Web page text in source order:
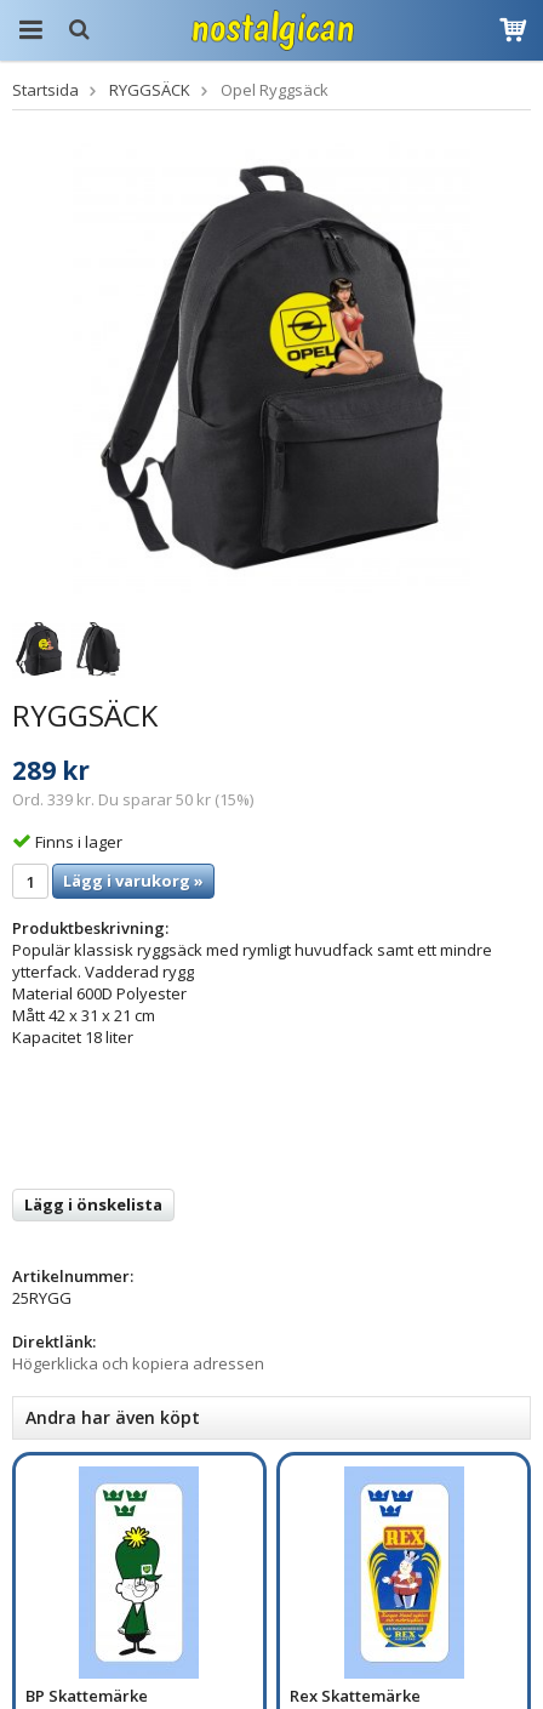
Produkten har blivit
tillagd i varukorgen
Startsida RYGGSÄCK Opel Ryggsäck
RYGGSÄCK
289 kr
Ord. 339 kr. Du sparar 50 kr (15%)
Finns i lager
Lägg i varukorg »
Produktbeskrivning:
Populär klassisk ryggsäck med rymligt huvudfack samt ett mindre
ytterfack. Vadderad rygg
Material 600D Polyester
Mått 42 x 31 x 21 cm
Kapacitet 18 liter
Lägg i önskelista
Artikelnummer:
25RYGG
Direktlänk:
Högerklicka och kopiera adressen
Andra har även köpt
BP Skattemärke Rex Skattemärke